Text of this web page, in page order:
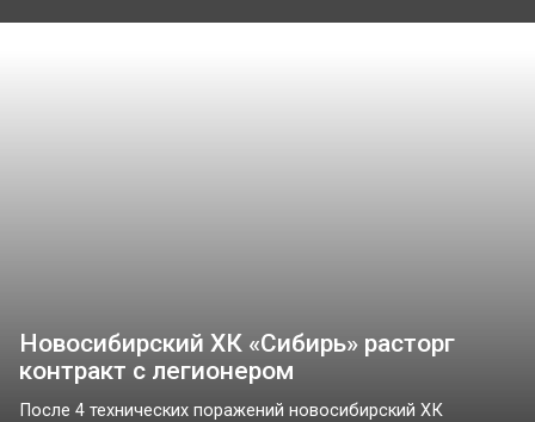
Новосибирский ХК «Сибирь» расторг
контракт с легионером
После 4 технических поражений новосибирский ХК